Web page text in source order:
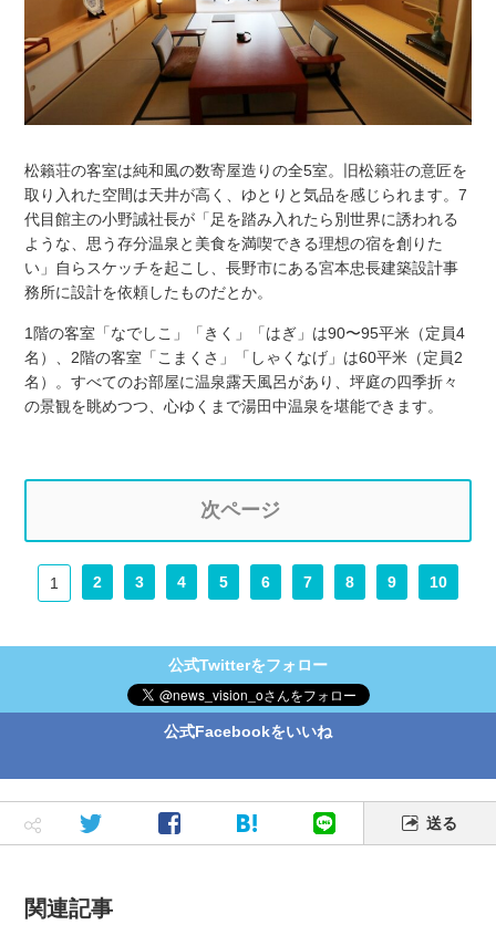
松籟荘の客室は純和風の数寄屋造りの全5室。旧松籟荘の意匠を
取り入れた空間は天井が高く、ゆとりと気品を感じられます。7
代目館主の小野誠社長が「足を踏み入れたら別世界に誘われる
ような、思う存分温泉と美食を満喫できる理想の宿を創りた
い」自らスケッチを起こし、長野市にある宮本忠長建築設計事
務所に設計を依頼したものだとか。
1階の客室「なでしこ」「きく」「はぎ」は90〜95平米（定員4
名）、2階の客室「こまくさ」「しゃくなげ」は60平米（定員2
名）。すべてのお部屋に温泉露天風呂があり、坪庭の四季折々
の景観を眺めつつ、心ゆくまで湯田中温泉を堪能できます。
次ページ
1 2 3 4 5 6 7 8 9 10
公式Twitterをフォロー
公式Facebookをいいね
送る
関連記事